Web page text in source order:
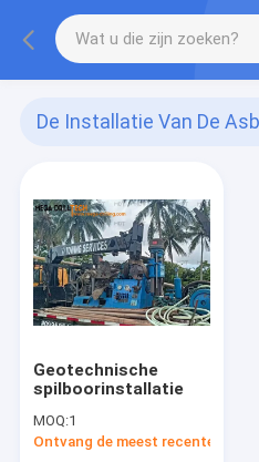
De Installatie Van De
Geotechnische
spilboorinstallatie
MOQ:1
Ontvang de meest recente Prijs